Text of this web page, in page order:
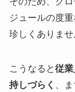
ジュールの度
珍しくありませ
こうなると 従
持しづらく 、